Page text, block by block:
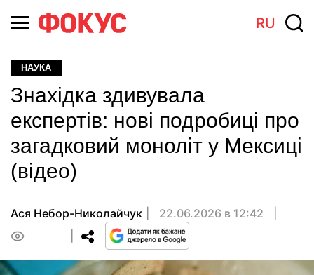
RU
НАУКА
Знахідка здивувала
експертів: нові подробиці про
загадковий моноліт у Мексиці
(відео)
Ася Небор-Николайчук
22.06.2026 в 12:42